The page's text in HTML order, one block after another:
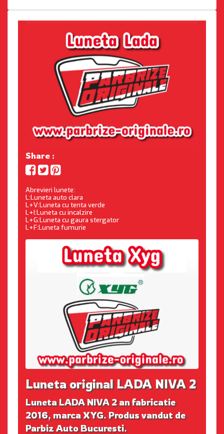
Share :
Abrevieri lunete:
L:Luneta auto clara
L+V:Luneta cu tenta verde
L+I:Luneta cu incalzire
L+G:Luneta cu gaura stergator
L+F:Luneta fumurie
Luneta original LADA NIVA 2
Luneta LADA NIVA 2 an fabricatie
2016, marca XYG. Produs vandut de
Parbiz Auto Bucuresti.